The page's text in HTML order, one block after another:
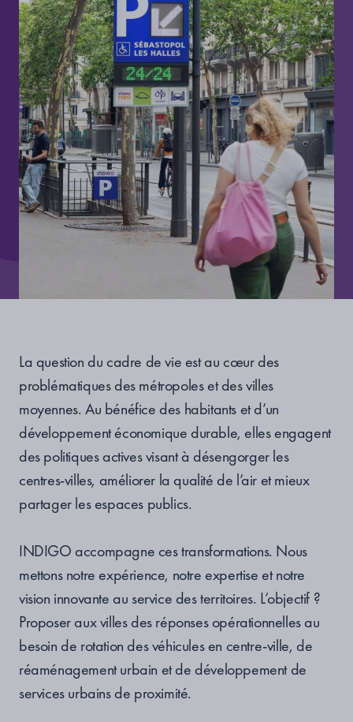
La question du cadre de vie est au cœur des
problématiques des métropoles et des villes
moyennes. Au bénéfice des habitants et d’un
développement économique durable, elles engagent
des politiques actives visant à désengorger les
centres-villes, améliorer la qualité de l’air et mieux
partager les espaces publics.
INDIGO accompagne ces transformations. Nous
mettons notre expérience, notre expertise et notre
vision innovante au service des territoires. L’objectif ?
Proposer aux villes des réponses opérationnelles au
besoin de rotation des véhicules en centre-ville, de
réaménagement urbain et de développement de
services urbains de proximité.